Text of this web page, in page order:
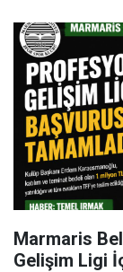
Marmaris
Gelişim Ligi